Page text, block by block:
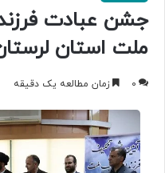
جشن عبادت
ملت استان
0 زمان مطالعه یک دقیقه